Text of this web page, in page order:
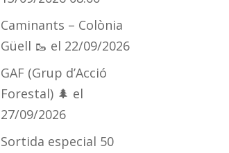
Caminants – Colònia
Güell 🥾 el 22/09/2026
GAF (Grup d’Acció
Forestal) 🌲 el
27/09/2026
Sortida especial 50